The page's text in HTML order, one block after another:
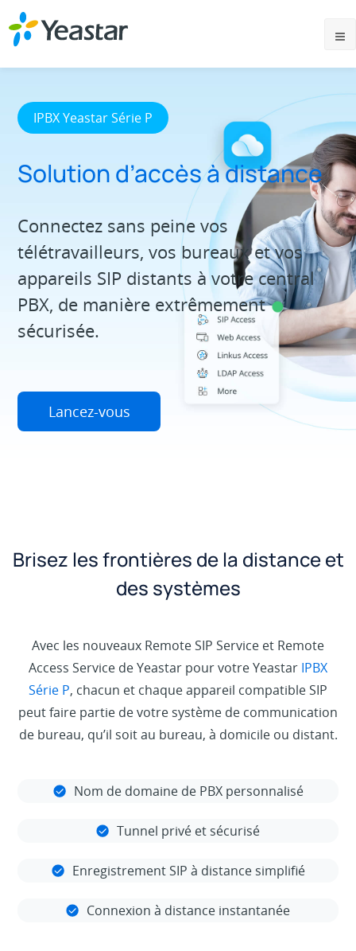
IPBX Yeastar Série P
Solution d’accès à distance
Connectez sans peine vos
télétravailleurs, vos bureaux et vos
appareils SIP distants à votre central
PBX, de manière extrêmement
sécurisée.
Lancez-vous
Brisez les frontières de la distance et
des systèmes
Avec les nouveaux Remote SIP Service et Remote
Access Service de Yeastar pour votre Yeastar IPBX
Série P, chacun et chaque appareil compatible SIP
peut faire partie de votre système de communication
de bureau, qu’il soit au bureau, à domicile ou distant.
Nom de domaine de PBX personnalisé
Tunnel privé et sécurisé
Enregistrement SIP à distance simplifié
Connexion à distance instantanée